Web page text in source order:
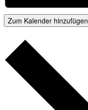
Zum Kalender hinzufügen